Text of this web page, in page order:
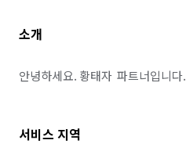
소개
안녕하세요. 황태자  파트너입니다.
서비스 지역